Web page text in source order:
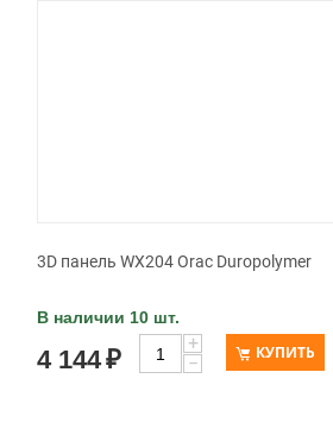
3D панель WX204 Orac Duropolymer
В наличии 10 шт.
4 144₽
+
−
КУПИТЬ